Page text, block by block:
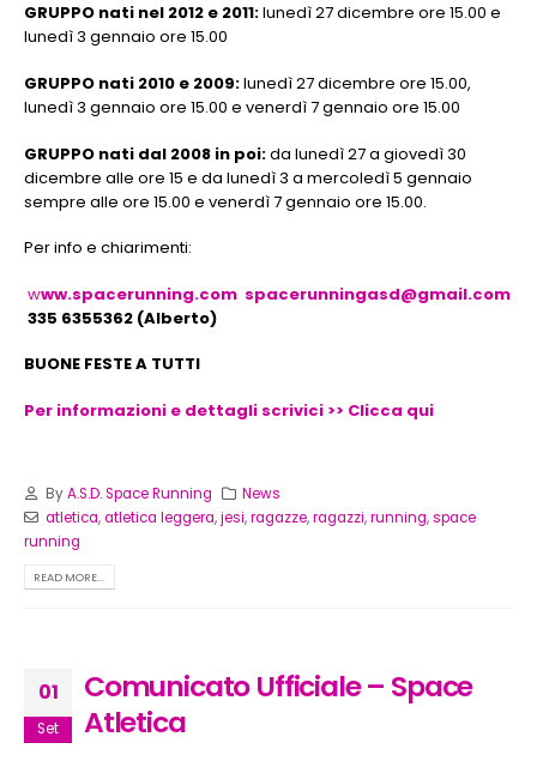
GRUPPO nati nel 2012 e 2011:lunedì 27 dicembre ore 15.00 e
lunedì 3 gennaio ore 15.00
GRUPPO nati 2010 e 2009:lunedì 27 dicembre ore 15.00,
lunedì 3 gennaio ore 15.00 e venerdì 7 gennaio ore 15.00
GRUPPO nati dal 2008 in poi:da lunedì 27 a giovedì 30
dicembre alle ore 15 e da lunedì 3 a mercoledì 5 gennaio
sempre alle ore 15.00 e venerdì 7 gennaio ore 15.00.
Per info e chiarimenti:
www.spacerunning.com spacerunningasd@gmail.com
335 6355362 (Alberto)
BUONE FESTE A TUTTI
Per informazioni e dettagli scrivici >> Clicca qui
ByA.S.D. Space Running
News
atletica,atletica leggera,jesi,ragazze,ragazzi,running,space
running
READ MORE...
01
Set
Comunicato Ufficiale – Space
Atletica